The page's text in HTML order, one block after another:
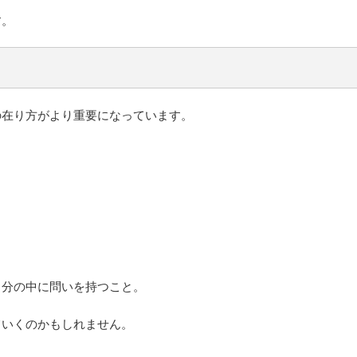
り方がより重要になっています。
の中に問いを持つこと。
くのかもしれません。